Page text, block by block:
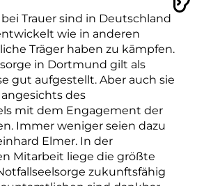
bei Trauer sind in Deutschland
wie in anderen
Träger haben zu kämpfen.
in Dortmund gilt als
gut aufgestellt. Aber auch sie
angesichts des
mit dem Engagement der
Immer weniger seien dazu
Elmer. In der
Mitarbeit liege die größte
zukunftsfähig